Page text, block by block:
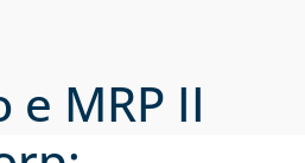
MRP II